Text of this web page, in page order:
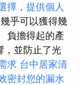
擇，提供個人
乎可以獲得幾
負擔得起的產
，並防止了光
求 台中居家清
密封您的漏水